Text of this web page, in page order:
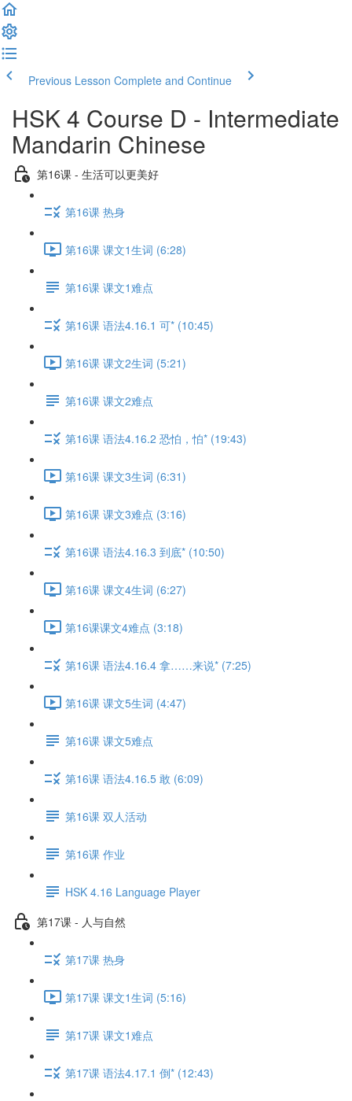
Previous Lesson Complete and Continue
HSK 4 Course D - Intermediate
Mandarin Chinese
第16课 - 生活可以更美好
第16课 热身
第16课 课文1生词 (6:28)
第16课 课文1难点
第16课 语法4.16.1 可* (10:45)
第16课 课文2生词 (5:21)
第16课 课文2难点
第16课 语法4.16.2 恐怕，怕* (19:43)
第16课 课文3生词 (6:31)
第16课 课文3难点 (3:16)
第16课 语法4.16.3 到底* (10:50)
第16课 课文4生词 (6:27)
第16课课文4难点 (3:18)
第16课 语法4.16.4 拿……来说* (7:25)
第16课 课文5生词 (4:47)
第16课 课文5难点
第16课 语法4.16.5 敢 (6:09)
第16课 双人活动
第16课 作业
HSK 4.16 Language Player
第17课 - 人与自然
第17课 热身
第17课 课文1生词 (5:16)
第17课 课文1难点
第17课 语法4.17.1 倒* (12:43)